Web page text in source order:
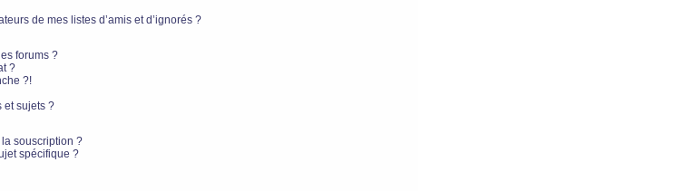
de mes listes d’amis et d’ignorés ?
forums ?
?
?!
et sujets ?
souscription ?
spécifique ?